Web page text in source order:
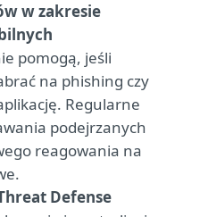
w zakresie
pomogą, jeśli
na phishing czy
Regularne
podejrzanych
reagowania na
Defense